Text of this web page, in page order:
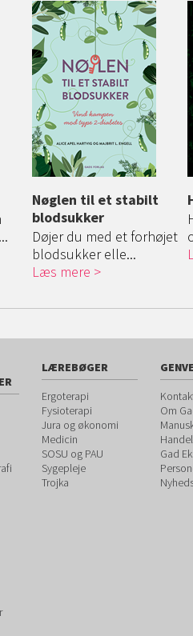
Nøglen til et stabilt
blodsukker
Døjer du med et forhøjet
blodsukker elle...
Læs mere
LÆREBØGER
Ergoterapi
Fysioterapi
Jura og økonomi
Medicin
SOSU og PAU
Sygepleje
Trojka
Om
Gad